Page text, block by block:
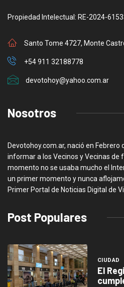
Propiedad Intelectual: RE-2024-
Santo Tome 4727, Monte
+54 911 32188778
devotohoy@yahoo.com.ar
Nosotros
Devotohoy.com.ar, nació en Febrero
informar a los Vecinos y Vecinas de
momento no se usaba mucho el
un primer momento y nunca
Primer Portal de Noticias Digital de
Post Populares
CIUDAD
El